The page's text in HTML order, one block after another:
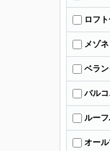
ロフ
メゾネ
ベラ
バル
ルー
オー